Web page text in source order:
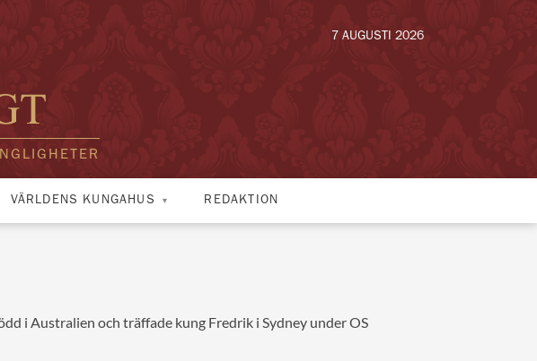
7 AUGUSTI 2026
VÄRLDENS KUNGAHUS REDAKTION
i Australien och träffade kung Fredrik i Sydney under OS